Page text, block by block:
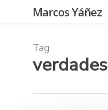
Marcos Yáñez
Tag
verdades